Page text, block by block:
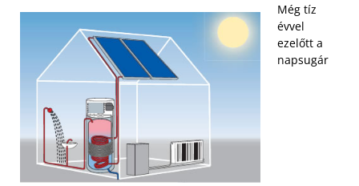
Még tíz
évvel
ezelőtt a
napsugár